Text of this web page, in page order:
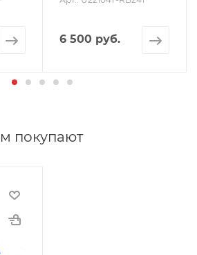
6 500 руб.
покупают